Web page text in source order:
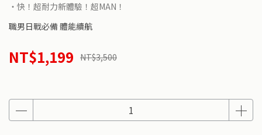
・快！超耐力新體驗！超MAN！
職男日戰必備 體能續航
NT$1,199 NT$3,500